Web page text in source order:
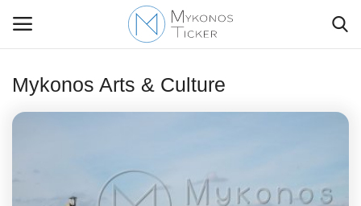
Mykonos Arts & Culture